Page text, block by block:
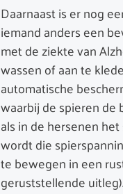
Daarnaast is er nog
iemand anders een
met de ziekte van
wassen of aan te
automatische
waarbij de spieren de
als in de hersenen het
wordt die
te bewegen in een
geruststellende uitleg).